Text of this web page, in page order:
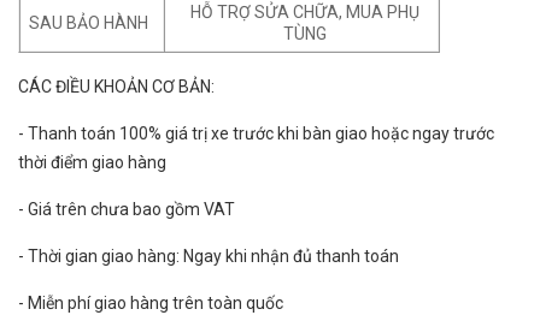
SAU BẢO HÀNH
HỖ TRỢ SỬA CHỮA, MUA PHỤ
TÙNG
CÁC ĐIỀU KHOẢN CƠ BẢN:
- Thanh toán 100% giá trị xe trước khi bàn giao hoặc ngay trước
thời điểm giao hàng
- Giá trên chưa bao gồm VAT
- Thời gian giao hàng: Ngay khi nhận đủ thanh toán
- Miễn phí giao hàng trên toàn quốc